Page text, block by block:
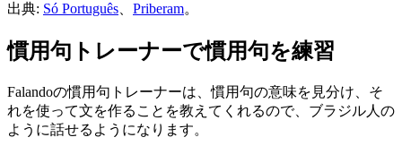
出典: Só Português Priberam。
慣用句トレーナーで慣用句を練習
Falandoの慣用句トレーナーは、慣用句の意味を見分け、そ
れを使って文を作ることを教えてくれるので、ブラジル人の
ように話せるようになります。